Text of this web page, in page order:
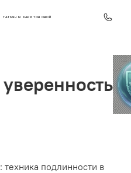
ТАТЬЯНЫ ХАРИТОНОВОЙ
техника подлинности в